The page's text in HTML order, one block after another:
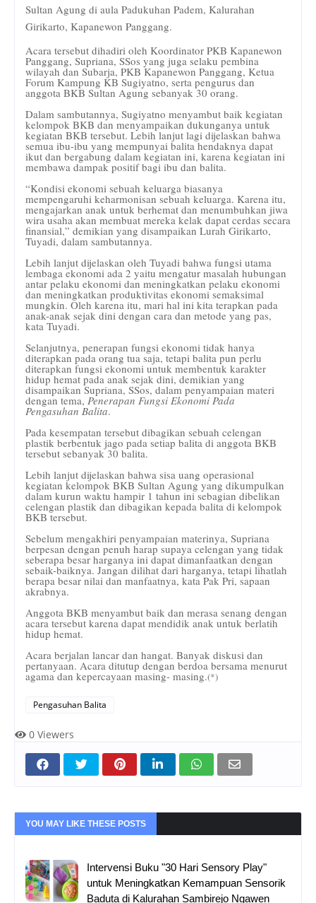
Sultan Agung di aula Padukuhan Padem, Kalurahan
Girikarto, Kapanewon Panggang.
Acara tersebut dihadiri oleh Koordinator PKB Kapanewon
Panggang, Supriana, SSos yang juga selaku pembina
wilayah dan Subarja, PKB Kapanewon Panggang, Ketua
Forum Kampung KB Sugiyatno, serta pengurus dan
anggota BKB Sultan Agung sebanyak 30 orang.
Dalam sambutannya, Sugiyatno menyambut baik kegiatan
kelompok BKB dan menyampaikan dukunganya untuk
kegiatan BKB tersebut. Lebih lanjut lagi dijelaskan bahwa
semua ibu-ibu yang mempunyai balita hendaknya dapat
ikut dan bergabung dalam kegiatan ini, karena kegiatan ini
membawa dampak positif bagi ibu dan balita.
“Kondisi ekonomi sebuah keluarga biasanya
mempengaruhi keharmonisan sebuah keluarga. Karena itu,
mengajarkan anak untuk berhemat dan menumbuhkan jiwa
wira usaha akan membuat mereka kelak dapat cerdas secara
finansial,” demikian yang disampaikan Lurah Girikarto,
Tuyadi, dalam sambutannya.
Lebih lanjut dijelaskan oleh Tuyadi bahwa fungsi utama
lembaga ekonomi ada 2 yaitu mengatur masalah hubungan
antar pelaku ekonomi dan meningkatkan pelaku ekonomi
dan meningkatkan produktivitas ekonomi semaksimal
mungkin. Oleh karena itu, mari hal ini kita terapkan pada
anak-anak sejak dini dengan cara dan metode yang pas,
kata Tuyadi.
Selanjutnya, penerapan fungsi ekonomi tidak hanya
diterapkan pada orang tua saja, tetapi balita pun perlu
diterapkan fungsi ekonomi untuk membentuk karakter
hidup hemat pada anak sejak dini, demikian yang
disampaikan Supriana, SSos, dalam penyampaian materi
dengan tema, Penerapan Fungsi Ekonomi Pada
Pengasuhan Balita.
Pada kesempatan tersebut dibagikan sebuah celengan
plastik berbentuk jago pada setiap balita di anggota BKB
tersebut sebanyak 30 balita.
Lebih lanjut dijelaskan bahwa sisa uang operasional
kegiatan kelompok BKB Sultan Agung yang dikumpulkan
dalam kurun waktu hampir 1 tahun ini sebagian dibelikan
celengan plastik dan dibagikan kepada balita di kelompok
BKB tersebut.
Sebelum mengakhiri penyampaian materinya, Supriana
berpesan dengan penuh harap supaya celengan yang tidak
seberapa besar harganya ini dapat dimanfaatkan dengan
sebaik-baiknya. Jangan dilihat dari harganya, tetapi lihatlah
berapa besar nilai dan manfaatnya, kata Pak Pri, sapaan
akrabnya.
Anggota BKB menyambut baik dan merasa senang dengan
acara tersebut karena dapat mendidik anak untuk berlatih
hidup hemat.
Acara berjalan lancar dan hangat. Banyak diskusi dan
pertanyaan. Acara ditutup dengan berdoa bersama menurut
agama dan kepercayaan masing- masing.(*)
Pengasuhan Balita
0 Viewers
YOU MAY LIKE THESE POSTS
Intervensi Buku "30 Hari Sensory Play"
untuk Meningkatkan Kemampuan Sensorik
Baduta di Kalurahan Sambirejo Ngawen